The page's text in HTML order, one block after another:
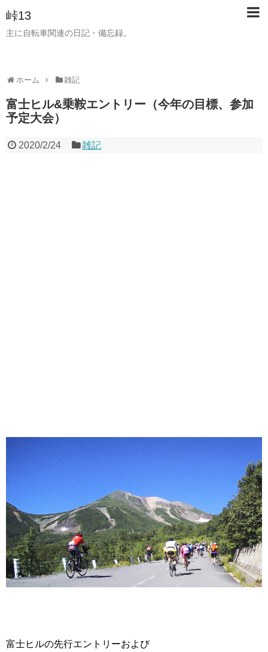
峠13
主に自転車関連の日記・備忘録。
ホーム 雑記
富士ヒル&乗鞍エントリー（今年の目標、参加
予定大会）
2020/2/24 雑記
富士ヒルの先行エントリーおよび